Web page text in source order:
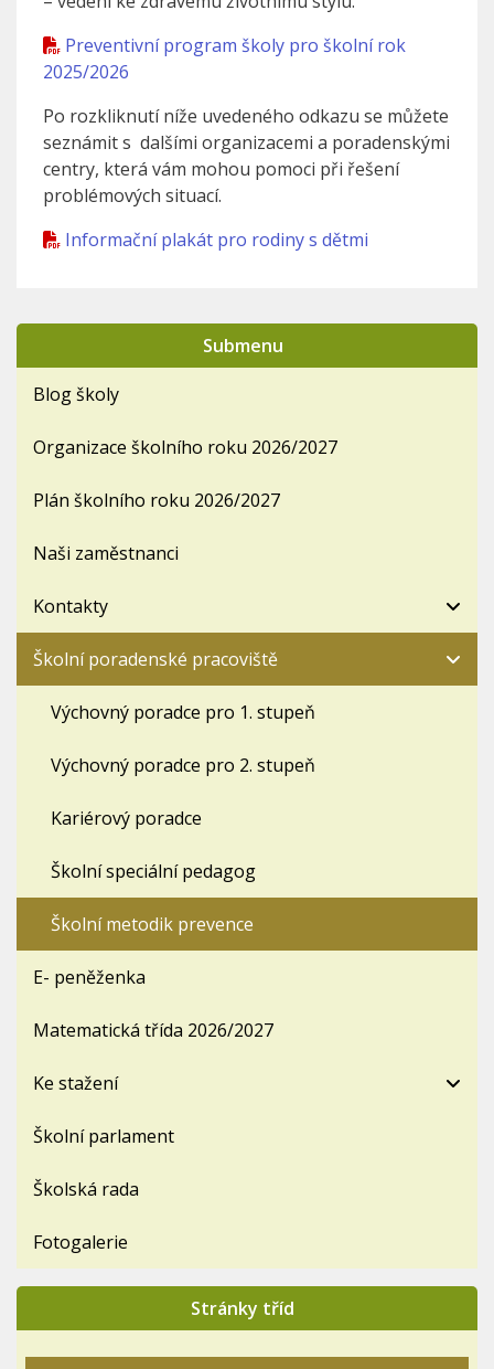
Preventivní program školy pro školní rok
2025/2026
Po rozkliknutí níže uvedeného odkazu se můžete
seznámit s dalšími organizacemi a poradenskými
centry, která vám mohou pomoci při řešení
problémových situací.
Informační plakát pro rodiny s dětmi
Submenu
Blog školy
Organizace školního roku 2026/2027
Plán školního roku 2026/2027
Naši zaměstnanci
Kontakty
Školní poradenské pracoviště
Výchovný poradce pro 1. stupeň
Výchovný poradce pro 2. stupeň
Kariérový poradce
Školní speciální pedagog
Školní metodik prevence
E- peněženka
Matematická třída 2026/2027
Ke stažení
Školní parlament
Školská rada
Fotogalerie
Stránky tříd